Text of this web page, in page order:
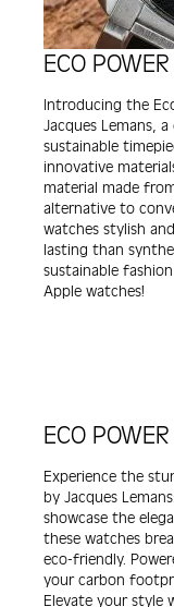
ECO
Introducing the
Jacques Lemans,
sustainable
innovative
material made
alternative to
watches stylish
lasting than
sustainable
Apple watches!
ECO
Experience the
by Jacques
showcase the
these watches
eco-friendly.
your carbon
Elevate your style